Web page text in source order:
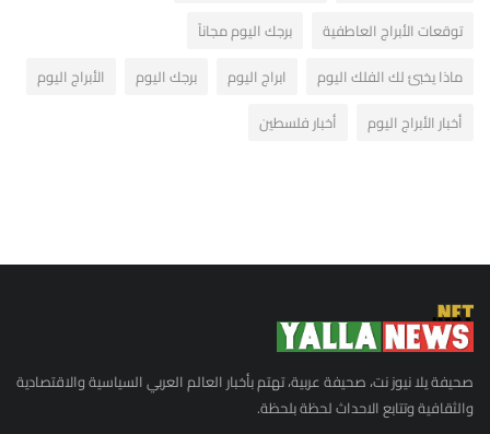
توقعات الأبراج العاطفية
برجك اليوم مجاناً
ماذا يخبئ لك الفلك اليوم
ابراج اليوم برجك اليوم
الأبراج اليوم
أخبار الأبراج اليوم
أخبار فلسطين
صحيفة يلا نيوز نت، صحيفة عربية، تهتم بأخبار العالم العربي السياسية والاقتصادية
والثقافية وتتابع الاحداث لحظة بلحظة.